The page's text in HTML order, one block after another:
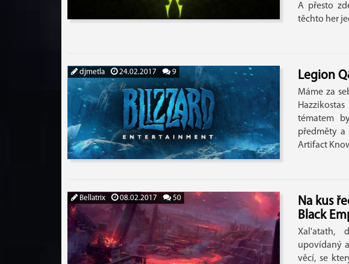
A přesto
těchto her
djmetla 24.02.2017 9 Legion
Máme za
tématem
předměty a
Artifact
Bellatrix 08.02.2017 50
Na kus
Black
Xal'atath,
upovídaný
věcí, se